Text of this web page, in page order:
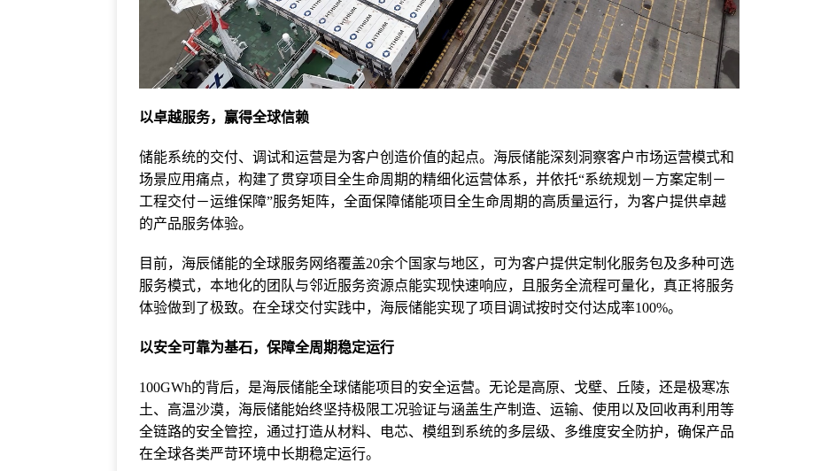
以卓越服务，赢得全球信赖
储能系统的交付、调试和运营是为客户创造价值的起点。海辰储能深刻洞察客户市场运营模式和
场景应用痛点，构建了贯穿项目全生命周期的精细化运营体系，并依托“系统规划－方案定制－
工程交付－运维保障”服务矩阵，全面保障储能项目全生命周期的高质量运行，为客户提供卓越
的产品服务体验。
目前，海辰储能的全球服务网络覆盖20余个国家与地区，可为客户提供定制化服务包及多种可选
服务模式，本地化的团队与邻近服务资源点能实现快速响应，且服务全流程可量化，真正将服务
体验做到了极致。在全球交付实践中，海辰储能实现了项目调试按时交付达成率100%。
以安全可靠为基石，保障全周期稳定运行
100GWh的背后，是海辰储能全球储能项目的安全运营。无论是高原、戈壁、丘陵，还是极寒冻
土、高温沙漠，海辰储能始终坚持极限工况验证与涵盖生产制造、运输、使用以及回收再利用等
全链路的安全管控，通过打造从材料、电芯、模组到系统的多层级、多维度安全防护，确保产品
在全球各类严苛环境中长期稳定运行。